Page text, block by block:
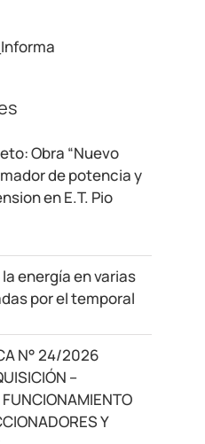
Obra “Nuevo
de potencia y
en E.T. Pio
energía en varias
por el temporal
N° 24/2026
–
Y